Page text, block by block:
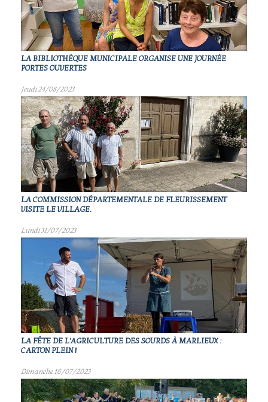
LA BIBLIOTHÈQUE MUNICIPALE ORGANISE UNE JOURNÉE
PORTES OUVERTES
Jeudi 24/08/2023
LA COMMISSION DÉPARTEMENTALE DE FLEURISSEMENT
VISITE LE VILLAGE.
Lundi 31/07/2023
LA FÊTE DE L'AGRICULTURE DES SOURDS À MARLIEUX :
CARTON PLEIN !
Dimanche 16/07/2023